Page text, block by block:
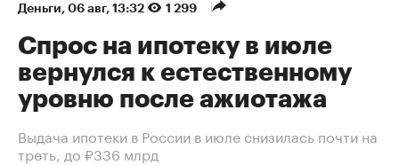
Деньги 06 авг, 13:32 1 299
Спрос на ипотеку в июле
вернулся к естественному
уровню после ажиотажа
Выдача ипотеки в России в июле снизилась почти на
треть, до ₽336 млрд